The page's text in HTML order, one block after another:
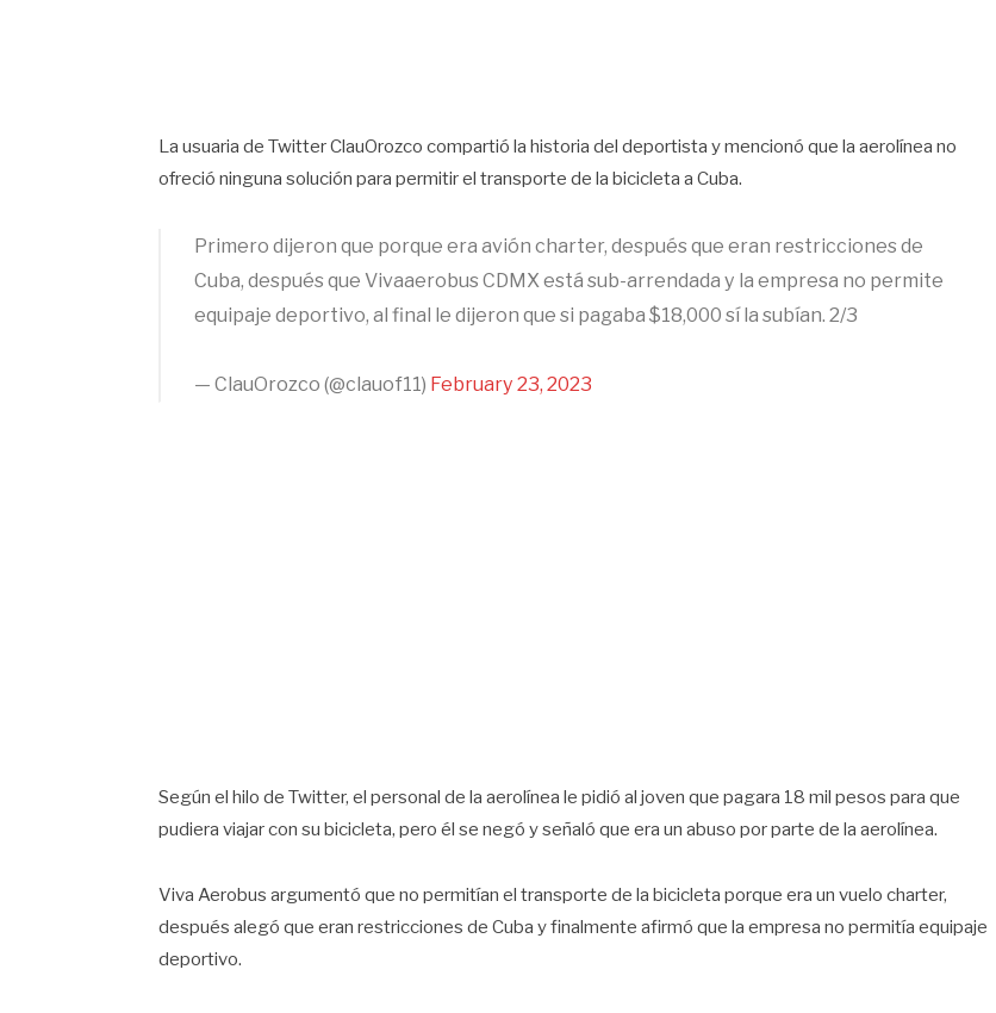
La usuaria de Twitter ClauOrozco compartió la historia del deportista y mencionó que la aerolínea no
ofreció ninguna solución para permitir el transporte de la bicicleta a Cuba.
Primero dijeron que porque era avión charter, después que eran restricciones de
Cuba, después que Vivaaerobus CDMX está sub-arrendada y la empresa no permite
equipaje deportivo, al final le dijeron que si pagaba $18,000 sí la subían. 2/3
— ClauOrozco (@clauof11) February 23, 2023
Según el hilo de Twitter, el personal de la aerolínea le pidió al joven que pagara 18 mil pesos para que
pudiera viajar con su bicicleta, pero él se negó y señaló que era un abuso por parte de la aerolínea.
Viva Aerobus argumentó que no permitían el transporte de la bicicleta porque era un vuelo charter,
después alegó que eran restricciones de Cuba y finalmente afirmó que la empresa no permitía equipaje
deportivo.